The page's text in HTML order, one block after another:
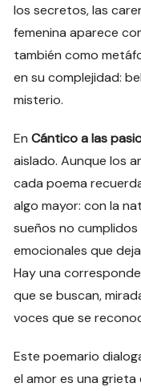
los secretos, las
femenina aparece
también como
en su complejidad:
misterio.
EnCántico a las
aislado. Aunque los
cada poema
algo mayor: con la
sueños no
emocionales que
Hay una
que se buscan,
voces que se
Este poemario
el amor es una grieta